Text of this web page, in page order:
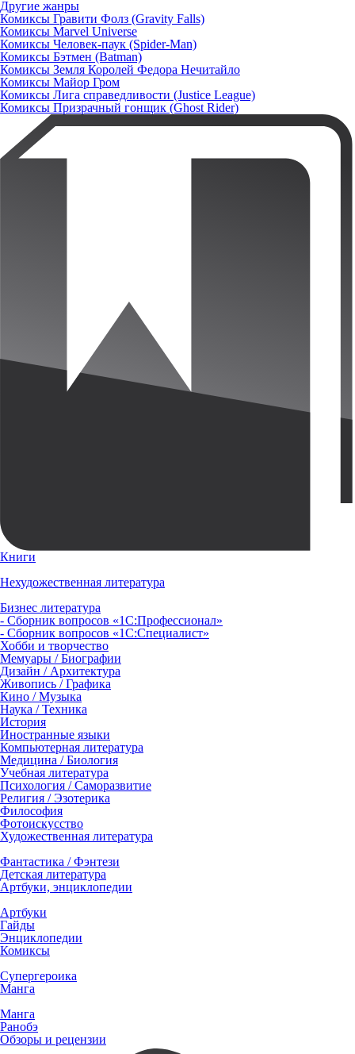
Другие жанры
Комиксы Гравити Фолз (Gravity Falls)
Комиксы Marvel Universe
Комиксы Человек-паук (Spider-Man)
Комиксы Бэтмен (Batman)
Комиксы Земля Королей Федора Нечитайло
Комиксы Майор Гром
Комиксы Лига справедливости (Justice League)
Комиксы Призрачный гонщик (Ghost Rider)
Книги
Нехудожественная литература
Бизнес литература
- Сборник вопросов «1С:Профессионал»
- Сборник вопросов «1С:Специалист»
Хобби и творчество
Мемуары / Биографии
Дизайн / Архитектура
Живопись / Графика
Кино / Музыка
Наука / Техника
История
Иностранные языки
Компьютерная литература
Медицина / Биология
Учебная литература
Психология / Саморазвитие
Религия / Эзотерика
Философия
Фотоискусство
Художественная литература
Фантастика / Фэнтези
Детская литература
Артбуки, энциклопедии
Артбуки
Гайды
Энциклопедии
Комиксы
Супергероика
Манга
Манга
Ранобэ
Обзоры и рецензии